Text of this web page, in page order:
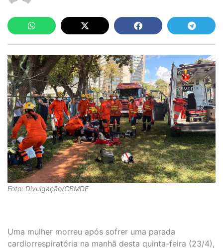
Foto: Divulgação/CBMDF
Uma mulher morreu após sofrer uma parada
cardiorrespiratória na manhã desta quinta-feira (23/4),